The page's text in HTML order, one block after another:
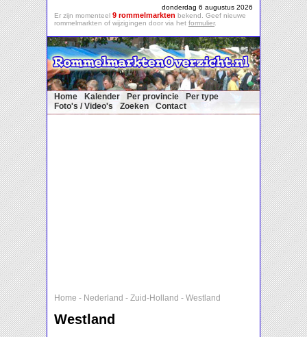
donderdag 6 augustus 2026
Er zijn momenteel 9 rommelmarkten bekend. Geef nieuwe
rommelmarkten of wijzigingen door via het formulier.
Home Kalender Per provincie
Per type
Foto's / Video's
Zoeken Contact
Home - Nederland - Zuid-Holland - Westland
Westland